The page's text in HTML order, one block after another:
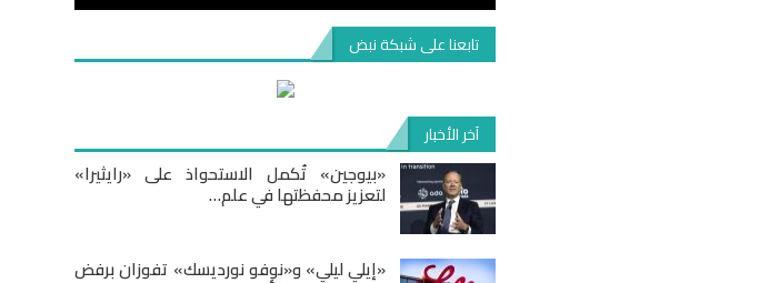
تابعنا على شبكة نبض
آخر الأخبار
«بيوجين» تُكمل الاستحواذ على «رايثيرا»
لتعزيز محفظتها في علم…
«إيلي ليلي» و«نوفو نورديسك» تفوزان برفض